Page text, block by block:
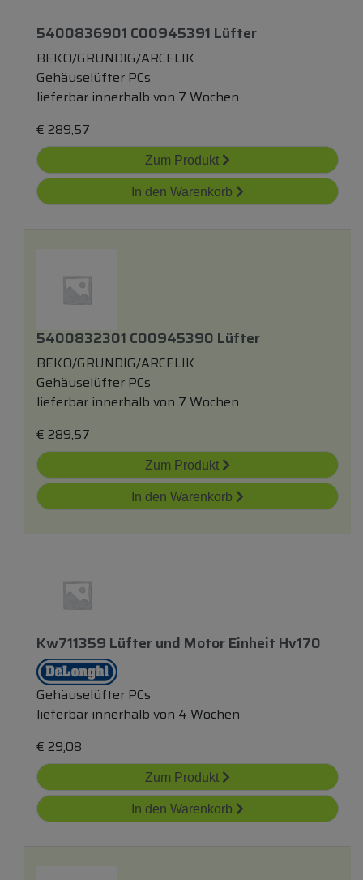
5400836901 C00945391 Lüfter
BEKO/GRUNDIG/ARCELIK
Gehäuselüfter PCs
lieferbar innerhalb von 7 Wochen
€ 289,57
Zum Produkt
In den Warenkorb
5400832301 C00945390 Lüfter
BEKO/GRUNDIG/ARCELIK
Gehäuselüfter PCs
lieferbar innerhalb von 7 Wochen
€ 289,57
Zum Produkt
In den Warenkorb
Kw711359 Lüfterund Motor Einheit Hv170
Gehäuselüfter PCs
lieferbar innerhalb von 4 Wochen
€ 29,08
Zum Produkt
In den Warenkorb